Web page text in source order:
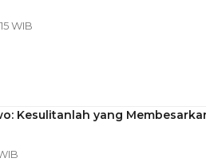
WIB
Kesulitanlah yang